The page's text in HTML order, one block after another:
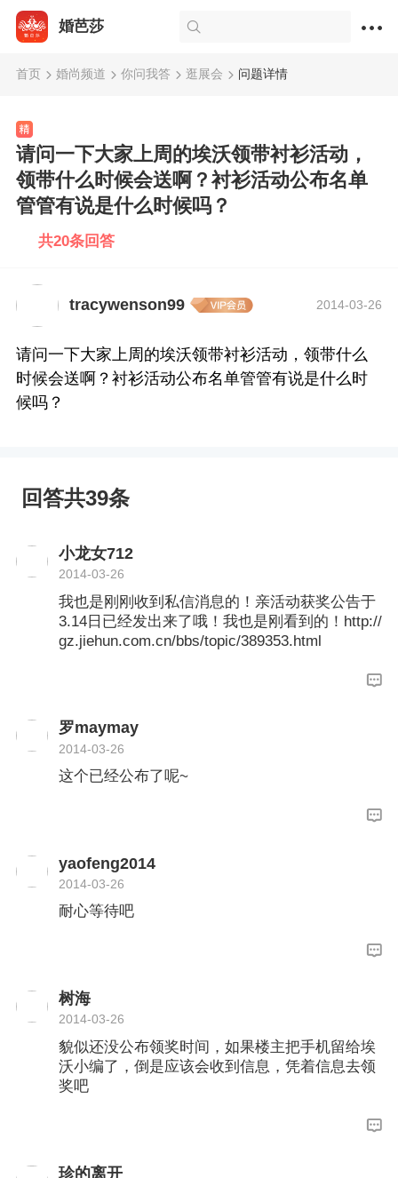
婚芭莎
首页 婚尚频道 你问我答 逛展会 问题详情
请问一下大家上周的埃沃领带衬衫活动，
领带什么时候会送啊？衬衫活动公布名单
管管有说是什么时候吗？
共20条回答
tracywenson99 2014-03-26
请问一下大家上周的埃沃领带衬衫活动，领带什么
时候会送啊？衬衫活动公布名单管管有说是什么时
候吗？
回答共39条
小龙女712
2014-03-26
我也是刚刚收到私信消息的！亲活动获奖公告于
3.14日已经发出来了哦！我也是刚看到的！http://
gz.jiehun.com.cn/bbs/topic/389353.html
罗maymay
2014-03-26
这个已经公布了呢~
yaofeng2014
2014-03-26
耐心等待吧
树海
2014-03-26
貌似还没公布领奖时间，如果楼主把手机留给埃
沃小编了，倒是应该会收到信息，凭着信息去领
奖吧
珍的离开